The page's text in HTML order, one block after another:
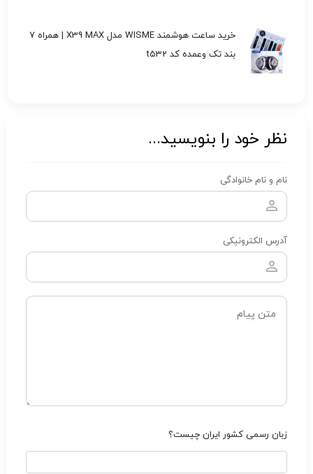
خرید ساعت هوشمند WISME مدل X39 MAX | همراه 7
بند تک وعمده کد t532
نظر خود را بنویسید...
نام و نام خانوادگی
آدرس الکترونیکی
زبان رسمی کشور ایران چیست؟